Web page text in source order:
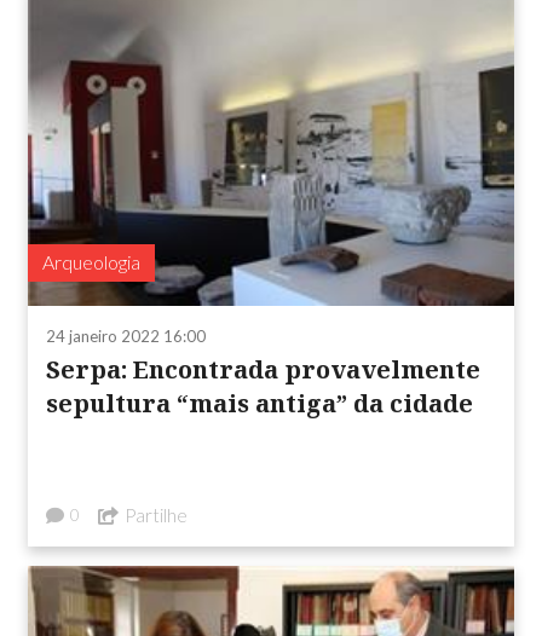
Arqueologia
24 janeiro 2022 16:00
Serpa: Encontrada provavelmente
sepultura “mais antiga” da cidade
0 Partilhe